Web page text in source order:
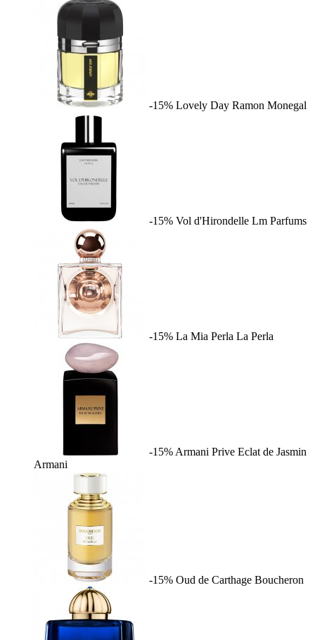
-15% Lovely Day Ramon Monegal
-15% Vol d'Hirondelle Lm Parfums
-15% La Mia Perla La Perla
-15% Armani Prive Eclat de Jasmin
Armani
-15% Oud de Carthage Boucheron